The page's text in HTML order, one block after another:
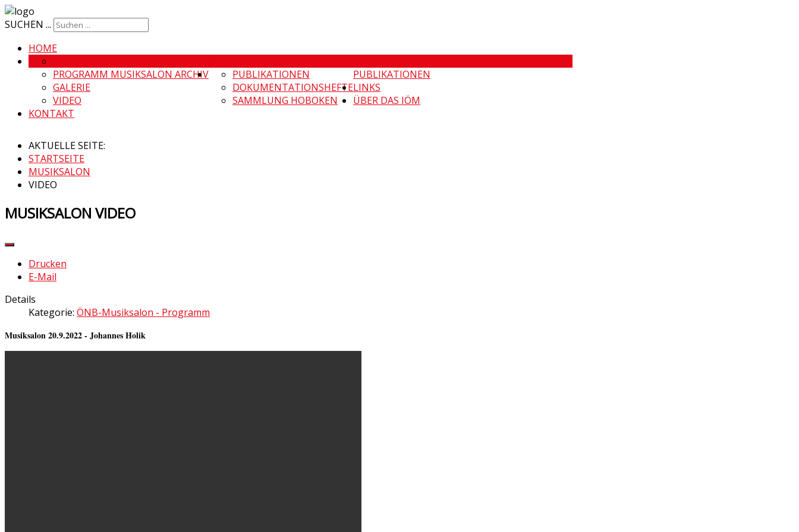
SUCHEN ...
HOME
PROGRAMM MUSIKSALON ARCHIV
GALERIE
VIDEO
PUBLIKATIONEN
PUBLIKATIONEN
DOKUMENTATIONSHEFTE
SAMMLUNG HOBOKEN
LINKS
ÜBER DAS IÖM
KONTAKT
AKTUELLE SEITE:
STARTSEITE
MUSIKSALON
VIDEO
MUSIKSALON VIDEO
Drucken
E-Mail
Details
Kategorie: ÖNB-Musiksalon - Programm
Musiksalon 20.9.2022 - Johannes Holik